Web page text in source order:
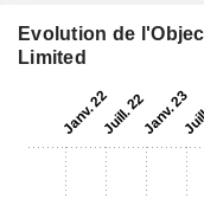
Evolution de
Limited